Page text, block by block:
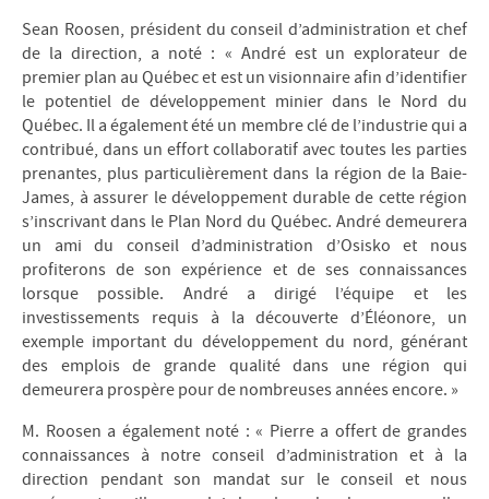
Sean Roosen, président du conseil d’administration et chef
de la direction, a noté : « André est un explorateur de
premier plan au Québec et est un visionnaire afin d’identifier
le potentiel de développement minier dans le Nord du
Québec. Il a également été un membre clé de l’industrie qui a
contribué, dans un effort collaboratif avec toutes les parties
prenantes, plus particulièrement dans la région de la Baie-
James, à assurer le développement durable de cette région
s’inscrivant dans le Plan Nord du Québec. André demeurera
un ami du conseil d’administration d’Osisko et nous
profiterons de son expérience et de ses connaissances
lorsque possible. André a dirigé l’équipe et les
investissements requis à la découverte d’Éléonore, un
exemple important du développement du nord, générant
des emplois de grande qualité dans une région qui
demeurera prospère pour de nombreuses années encore. »
M. Roosen a également noté : « Pierre a offert de grandes
connaissances à notre conseil d’administration et à la
direction pendant son mandat sur le conseil et nous